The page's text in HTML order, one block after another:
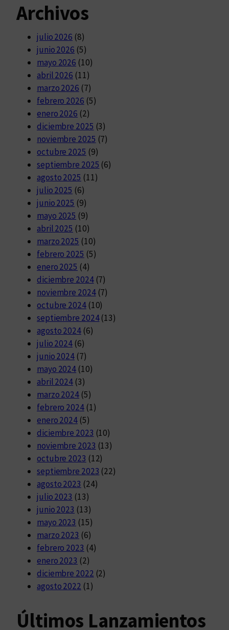
Archivos
julio 2026 (8)
junio 2026 (5)
mayo 2026 (10)
abril 2026 (11)
marzo 2026 (7)
febrero 2026 (5)
enero 2026 (2)
diciembre 2025 (3)
noviembre 2025 (7)
octubre 2025 (9)
septiembre 2025 (6)
agosto 2025 (11)
julio 2025 (6)
junio 2025 (9)
mayo 2025 (9)
abril 2025 (10)
marzo 2025 (10)
febrero 2025 (5)
enero 2025 (4)
diciembre 2024(7)
noviembre 2024(7)
octubre 2024(10)
septiembre 2024(13)
agosto 2024(6)
julio 2024 (6)
junio 2024 (7)
mayo 2024 (10)
abril 2024 (3)
marzo 2024 (5)
febrero 2024(1)
enero 2024 (5)
diciembre 2023 (10)
noviembre 2023 (13)
octubre 2023 (12)
septiembre 2023 (22)
agosto 2023 (24)
julio 2023 (13)
junio 2023 (13)
mayo 2023 (15)
marzo 2023 (6)
febrero 2023 (4)
enero 2023 (2)
diciembre 2022 (2)
agosto 2022 (1)
Últimos Lanzamientos